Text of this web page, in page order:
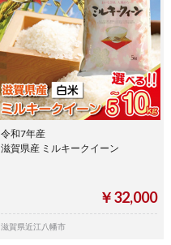
令和7年産
滋賀県産 ミルキークイーン
￥32,000
滋賀県近江八幡市